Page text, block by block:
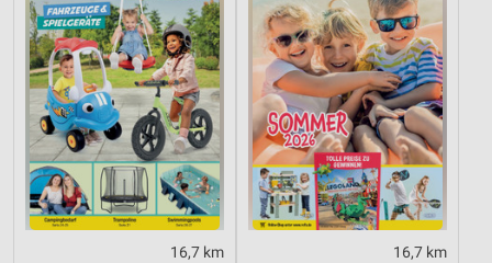
16,7 km 16,7 km
Entwicklung und Verbesserung der Angebote
Verwendung reduzierter Daten zur Auswahl von
Inhalten
IAB-Besonderheiten:
Verwendung genauer Standortdaten
Geräte anhand von aktiv angeforderten
Informationen identifizieren
Nicht-IAB-Verarbeitungszwecke: